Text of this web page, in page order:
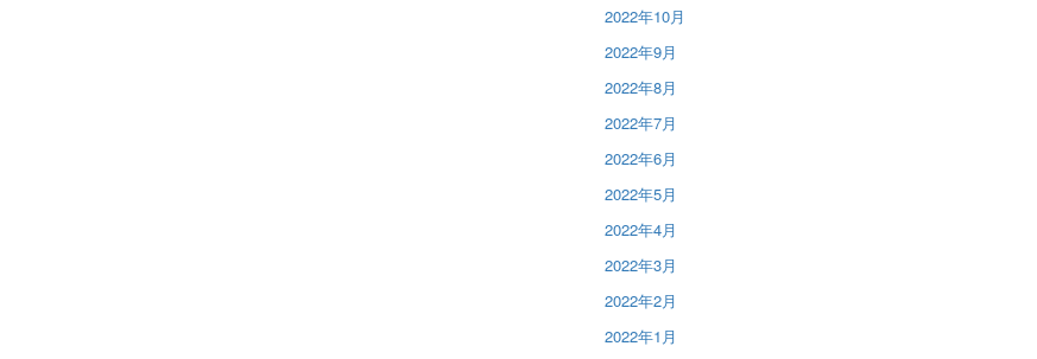
2022年10月
2022年9月
2022年8月
2022年7月
2022年6月
2022年5月
2022年4月
2022年3月
2022年2月
2022年1月